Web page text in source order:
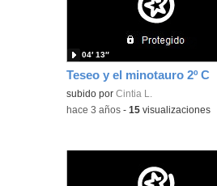
Teseo y el minotauro 2º C
Contenido educativo.
subido porCintia L.
04′ 13″
-hace 3 años -15 visualizaciones